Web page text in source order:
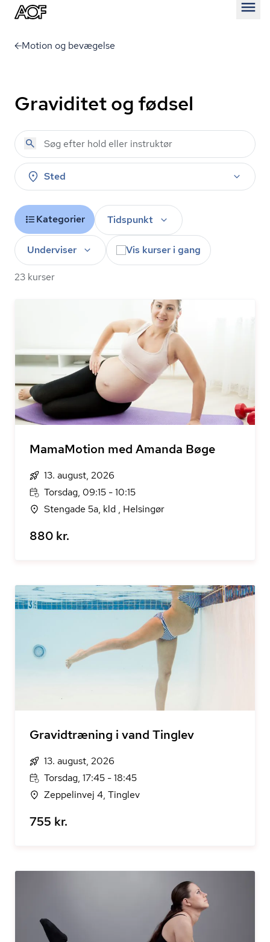
Motion og bevægelse
Graviditet og fødsel
Sted
Kategorier Tidspunkt
Underviser Vis kurser i gang
23 kurser
MamaMotion med Amanda Bøge
13. august, 2026
Torsdag, 09:15 - 10:15
Stengade 5a, kld , Helsingør
880 kr.
Gravidtræning i vand Tinglev
13. august, 2026
Torsdag, 17:45 - 18:45
Zeppelinvej 4, Tinglev
755 kr.